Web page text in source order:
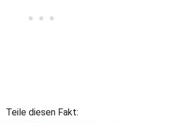
Teile diesen Fakt: